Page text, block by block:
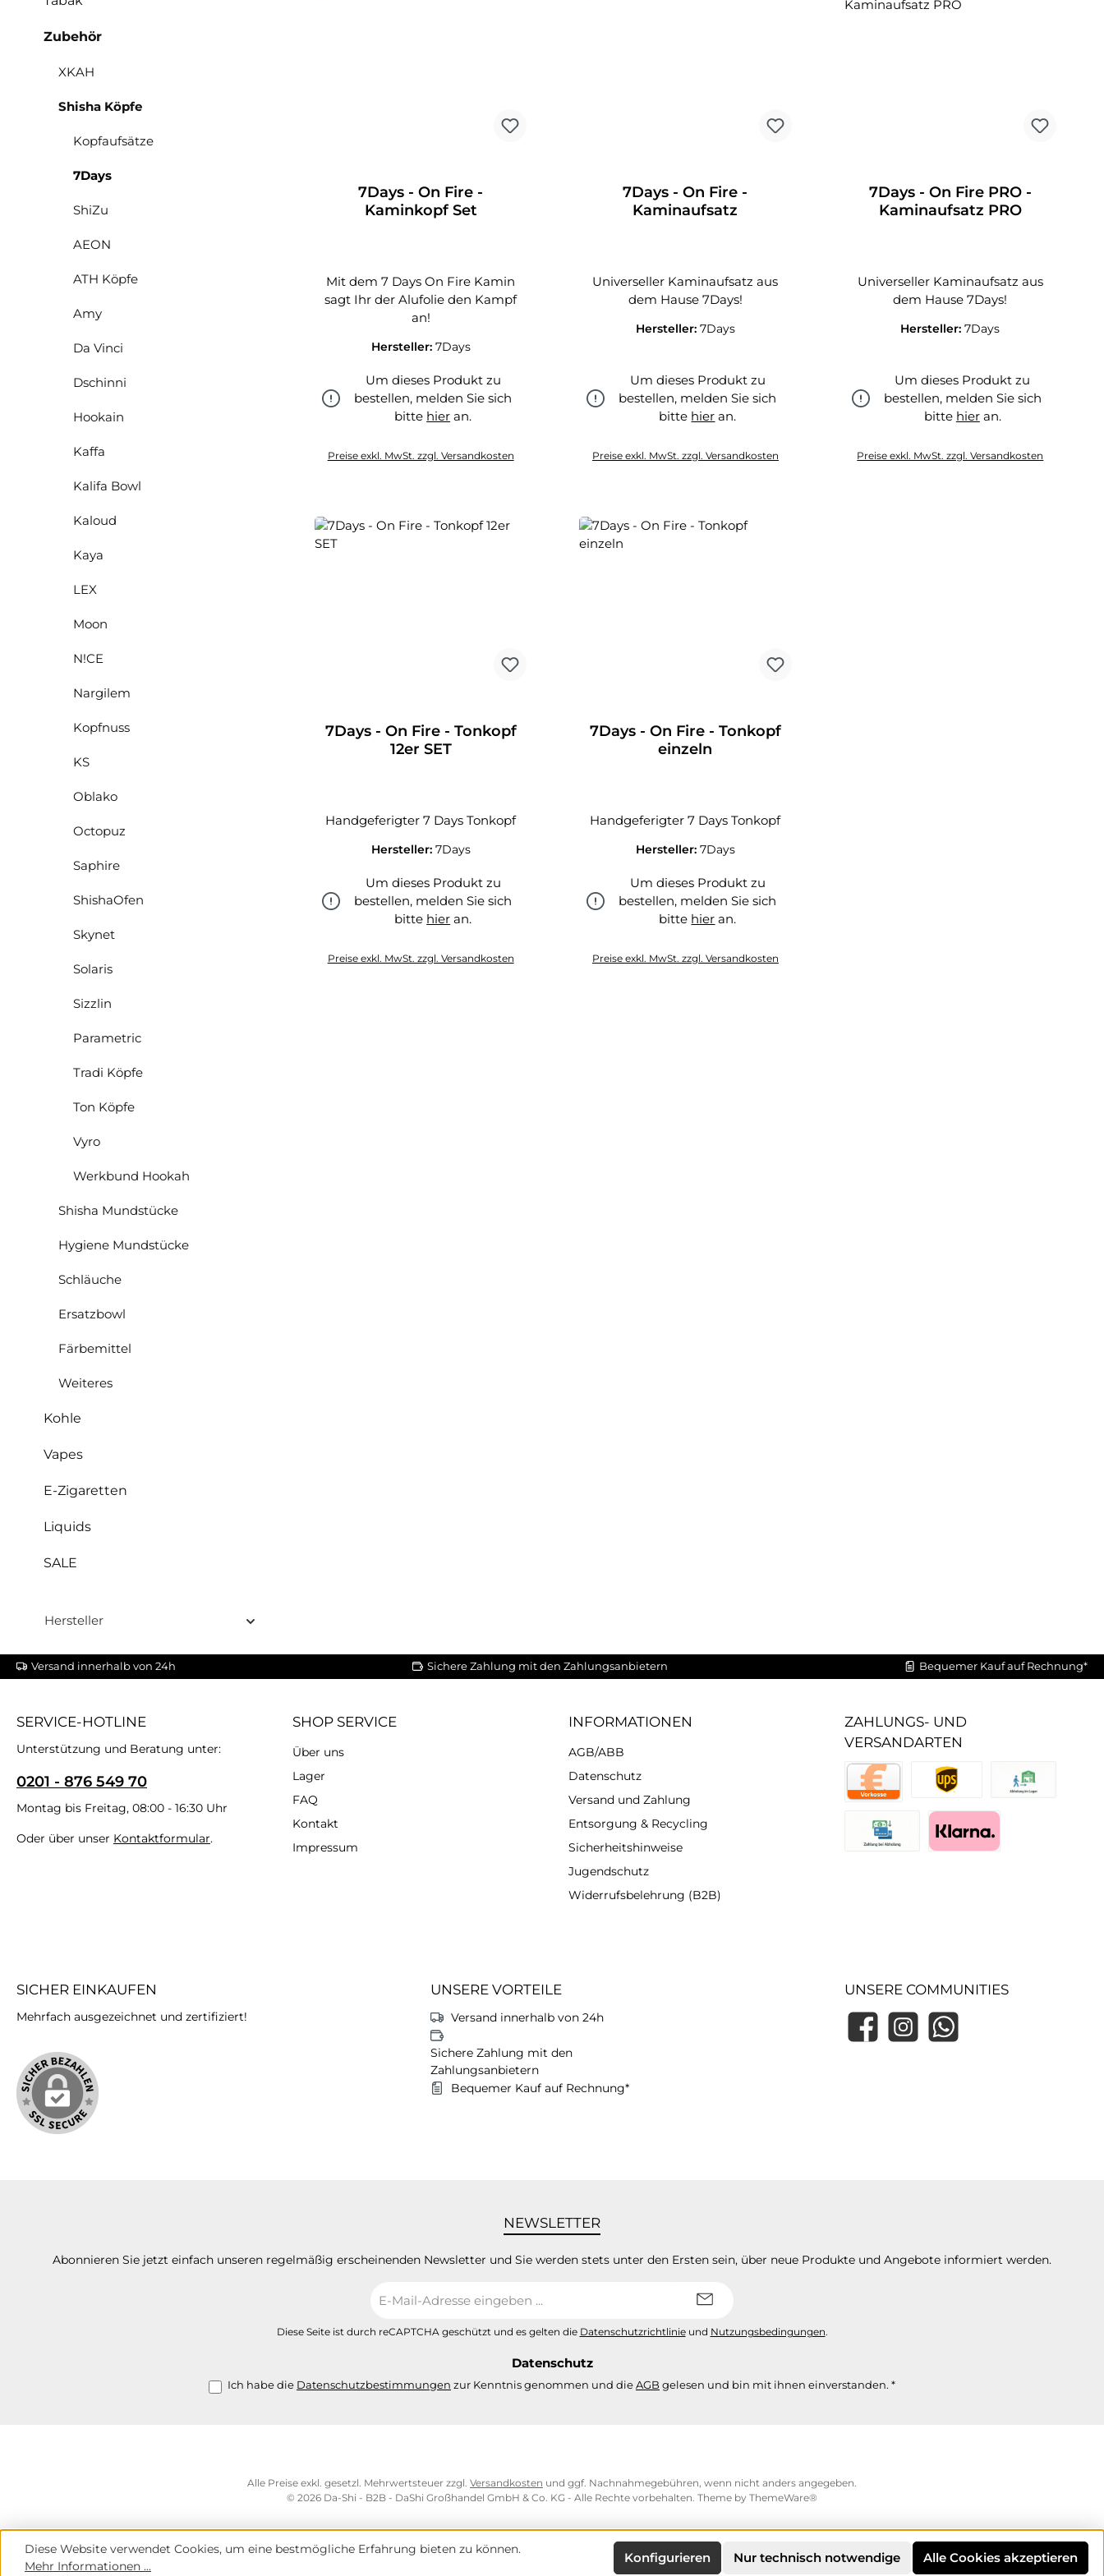
Zubehör
XKAH
Shisha Köpfe
Kopfaufsätze
7Days
ShiZu
AEON
ATH Köpfe
Amy
Da Vinci
Dschinni
Hookain
Kaffa
Kalifa Bowl
Kaloud
Kaya
LEX
Moon
N!CE
Nargilem
Kopfnuss
KS
Oblako
Octopuz
Saphire
ShishaOfen
Skynet
Solaris
Sizzlin
Parametric
Tradi Köpfe
Ton Köpfe
Vyro
Werkbund Hookah
Shisha Mundstücke
Hygiene Mundstücke
Schläuche
Ersatzbowl
Färbemittel
Weiteres
Kohle
Vapes
E-Zigaretten
Liquids
SALE
Hersteller
7Days - On Fire -
Kaminkopf Set
Mit dem 7 Days On Fire Kamin
sagt Ihr der Alufolie den Kampf
an!
Hersteller: 7Days
Um dieses Produkt zu
bestellen, melden Sie sich
bitte hier an.
Preise exkl. MwSt. zzgl. Versandkosten
7Days - On Fire -
Kaminaufsatz
Universeller Kaminaufsatz aus
dem Hause 7Days!
Hersteller: 7Days
Um dieses Produkt zu
bestellen, melden Sie sich
bitte hier an.
Preise exkl. MwSt. zzgl. Versandkosten
7Days - On Fire PRO -
Kaminaufsatz PRO
Universeller Kaminaufsatz aus
dem Hause 7Days!
Hersteller:7Days
Um dieses Produkt zu
bestellen, melden Sie sich
bitte hieran.
Preise exkl. MwSt. zzgl. Versandkosten
7Days - On Fire - Tonkopf
12er SET
Handgeferigter 7 Days Tonkopf
Hersteller: 7Days
Um dieses Produkt zu
bestellen, melden Sie sich
bitte hier an.
Preise exkl. MwSt. zzgl. Versandkosten
7Days - On Fire - Tonkopf
einzeln
Handgeferigter 7 Days Tonkopf
Hersteller: 7Days
Um dieses Produkt zu
bestellen, melden Sie sich
bitte hier an.
Preise exkl. MwSt. zzgl. Versandkosten
Versand innerhalb von 24h Sichere Zahlung mit den Zahlungsanbietern Bequemer Kauf auf Rechnung*
SERVICE-HOTLINE
Unterstützung und Beratung unter:
0201 - 876 549 70
Montag bis Freitag, 08:00 - 16:30 Uhr
Oder über unser Kontaktformular.
SHOP SERVICE
Über uns
Lager
FAQ
Kontakt
Impressum
INFORMATIONEN
AGB/ABB
Datenschutz
Versand und Zahlung
Entsorgung & Recycling
Sicherheitshinweise
Jugendschutz
Widerrufsbelehrung (B2B)
ZAHLUNGS- UND
VERSANDARTEN
SICHER EINKAUFEN
Mehrfach ausgezeichnet und zertifiziert!
UNSERE VORTEILE
Versand innerhalb von 24h
Sichere Zahlung mit den
Zahlungsanbietern
Bequemer Kauf auf Rechnung*
UNSERE COMMUNITIES
FacebookInstagramWhatsApp
NEWSLETTER
Abonnieren Sie jetzt einfach unseren regelmäßig erscheinenden Newsletter und Sie werden stets unter den Ersten sein, über neue Produkte und Angebote informiert werden.
Mail-
Diese Seite ist durch reCAPTCHA geschützt und es gelten die Datenschutzrichtlinieund Nutzungsbedingungen.
Datenschutz
Ich habe die Datenschutzbestimmungen zur Kenntnis genommen und dieAGB gelesen und bin mit ihnen einverstanden. *
Alle Preise exkl. gesetzl. Mehrwertsteuer zzgl. Versandkosten und ggf. Nachnahmegebühren, wenn nicht anders angegeben.
© 2026 Da-Shi - B2B - DaShi Großhandel GmbH & Co. KG - Alle Rechte vorbehalten. Theme by ThemeWare®
Diese Website verwendet Cookies, um eine bestmögliche Erfahrung bieten zu können.
Mehr Informationen ...
Nur technisch notwendige
Konfigurieren Alle Cookies akzeptieren